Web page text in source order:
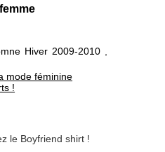
Hiver 2009-2010,
mode féminine
!
le Boyfriend shirt !